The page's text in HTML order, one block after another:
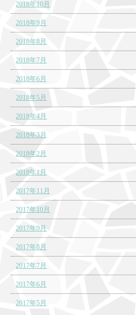
2018年10月
2018年9月
2018年8月
2018年7月
2018年6月
2018年5月
2018年4月
2018年3月
2018年2月
2018年1月
2017年11月
2017年10月
2017年9月
2017年8月
2017年7月
2017年6月
2017年5月